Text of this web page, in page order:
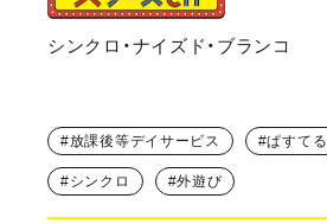
シンクロ・ナイズド・ブランコ
放課後等デイサービス ぱすてる
シンクロ 外遊び